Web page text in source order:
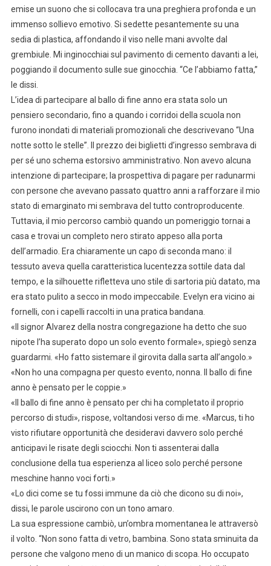
emise un suono che si collocava tra una preghiera profonda e un
immenso sollievo emotivo. Si sedette pesantemente su una
sedia di plastica, affondando il viso nelle mani avvolte dal
grembiule. Mi inginocchiai sul pavimento di cemento davanti a lei,
poggiando il documento sulle sue ginocchia. “Ce l’abbiamo fatta,”
le dissi.
L’idea di partecipare al ballo di fine anno era stata solo un
pensiero secondario, fino a quando i corridoi della scuola non
furono inondati di materiali promozionali che descrivevano “Una
notte sotto le stelle”. Il prezzo dei biglietti d’ingresso sembrava di
per sé uno schema estorsivo amministrativo. Non avevo alcuna
intenzione di partecipare; la prospettiva di pagare per radunarmi
con persone che avevano passato quattro anni a rafforzare il mio
stato di emarginato mi sembrava del tutto controproducente.
Tuttavia, il mio percorso cambiò quando un pomeriggio tornai a
casa e trovai un completo nero stirato appeso alla porta
dell’armadio. Era chiaramente un capo di seconda mano: il
tessuto aveva quella caratteristica lucentezza sottile data dal
tempo, e la silhouette rifletteva uno stile di sartoria più datato, ma
era stato pulito a secco in modo impeccabile. Evelyn era vicino ai
fornelli, con i capelli raccolti in una pratica bandana.
«Il signor Alvarez della nostra congregazione ha detto che suo
nipote l’ha superato dopo un solo evento formale», spiegò senza
guardarmi. «Ho fatto sistemare il girovita dalla sarta all’angolo.»
«Non ho una compagna per questo evento, nonna. Il ballo di fine
anno è pensato per le coppie.»
«Il ballo di fine anno è pensato per chi ha completato il proprio
percorso di studi», rispose, voltandosi verso di me. «Marcus, ti ho
visto rifiutare opportunità che desideravi davvero solo perché
anticipavi le risate degli sciocchi. Non ti assenterai dalla
conclusione della tua esperienza al liceo solo perché persone
meschine hanno voci forti.»
«Lo dici come se tu fossi immune da ciò che dicono su di noi»,
dissi, le parole uscirono con un tono amaro.
La sua espressione cambiò, un’ombra momentanea le attraversò
il volto. “Non sono fatta di vetro, bambina. Sono stata sminuita da
persone che valgono meno di un manico di scopa. Ho occupato